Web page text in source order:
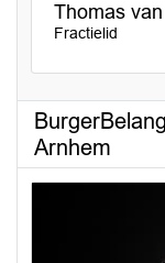
Thomas
Fractielid
BurgerBelang
Arnhem